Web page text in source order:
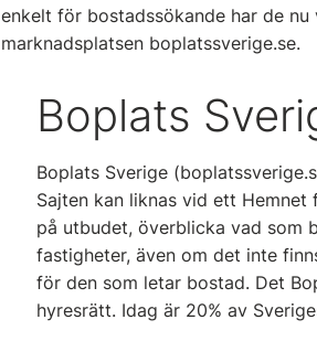
enkelt för bostadssökande har de
marknadsplatsen boplatssverige.se.
Boplats
Boplats Sverige
Sajten kan liknas vid ett
på utbudet, överblicka vad som
fastigheter, även om det inte
för den som letar bostad. Det
hyresrätt. Idag är 20% av